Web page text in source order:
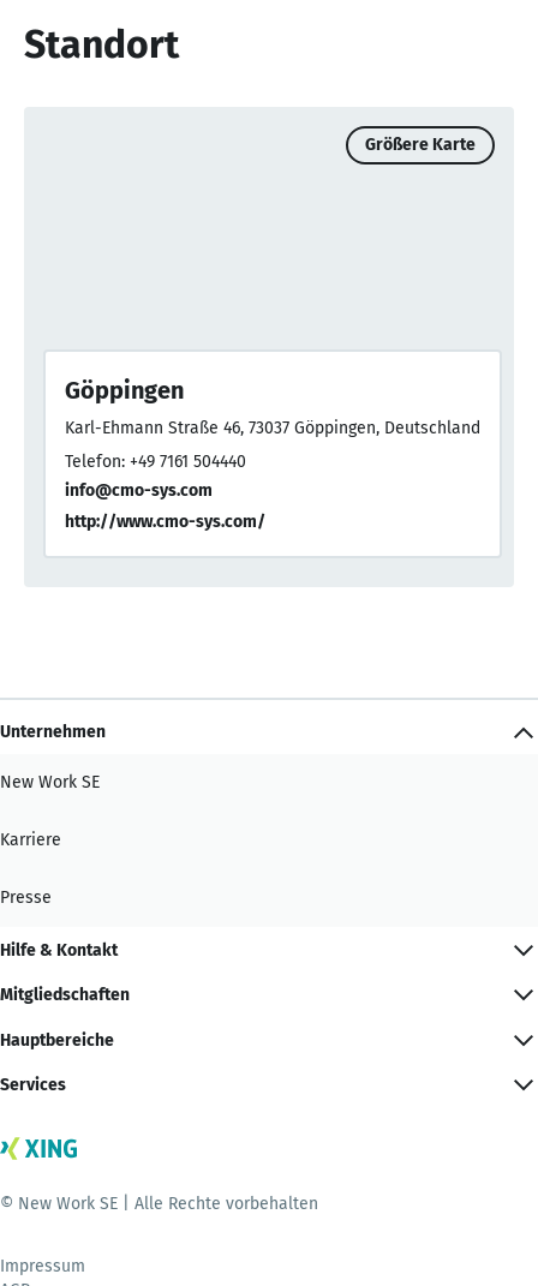
Standort
Größere Karte
Göppingen
Karl-Ehmann Straße 46, 73037 Göppingen, Deutschland
Telefon: +49 7161 504440
info@cmo-sys.com
http://www.cmo-sys.com/
Unternehmen
New Work SE
Karriere
Presse
Hilfe & Kontakt
Mitgliedschaften
Hauptbereiche
Services
© New Work SE | Alle Rechte vorbehalten
Impressum